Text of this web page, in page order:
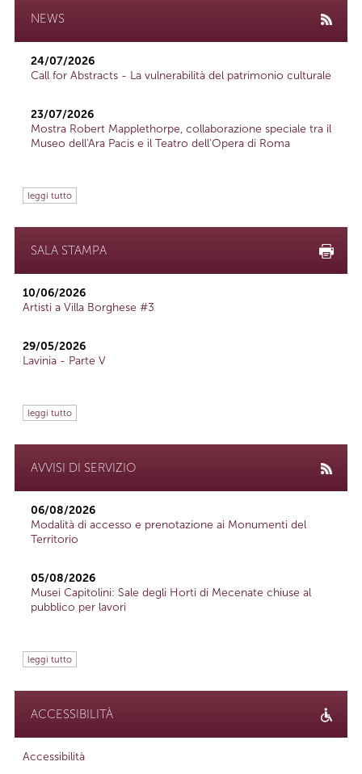
NEWS
24/07/2026
Call for Abstracts - La vulnerabilità del patrimonio culturale
23/07/2026
Mostra Robert Mapplethorpe, collaborazione speciale tra il
Museo dell'Ara Pacis e il Teatro dell'Opera di Roma
leggi tutto
SALA STAMPA
10/06/2026
Artisti a Villa Borghese #3
29/05/2026
Lavinia - Parte V
leggi tutto
AVVISI DI SERVIZIO
06/08/2026
Modalità di accesso e prenotazione ai Monumenti del
Territorio
05/08/2026
Musei Capitolini: Sale degli Horti di Mecenate chiuse al
pubblico per lavori
leggi tutto
ACCESSIBILITÀ
Accessibilità